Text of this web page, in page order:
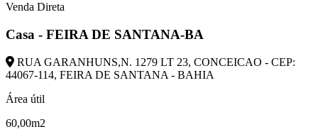
Venda Direta
Casa - FEIRA DE SANTANA-BA
RUA GARANHUNS,N. 1279 LT 23, CONCEICAO - CEP:
44067-114, FEIRA DE SANTANA - BAHIA
Área útil
60,00m2